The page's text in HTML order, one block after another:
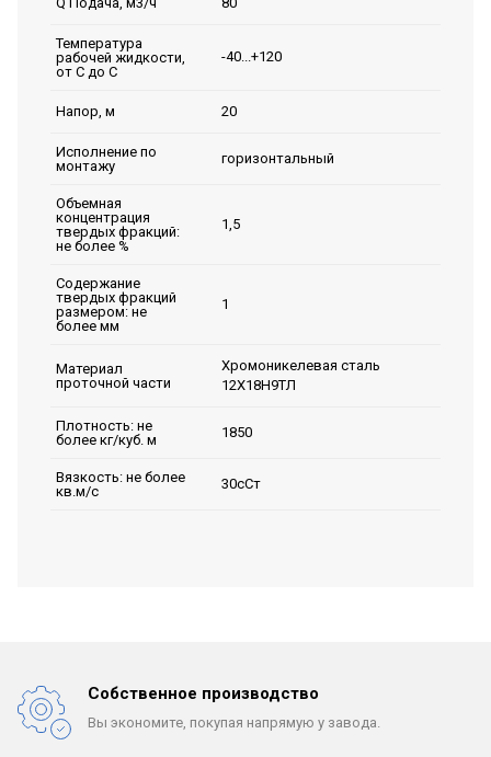
Температура
рабочей жидкости,
от С до С
-40...+120
Напор, м 20
Исполнение по
монтажу
горизонтальный
Объемная
концентрация
твердых фракций:
не более %
1,5
Содержание
твердых фракций
размером: не
более мм
1
Материал
проточной части
Хромоникелевая сталь
12Х18Н9ТЛ
Плотность: не
более кг/куб. м
1850
Вязкость: не более
кв.м/с
30сСт
Собственное производство
Вы экономите, покупая напрямую у завода.